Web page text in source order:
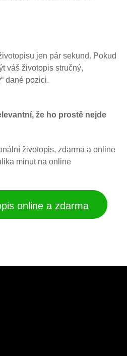
jen pár sekund. Pokud
váš životopis stručný,
dané pozici.
že ho prostě nejde
životopis, zdarma a online
minut na online
online a zdarma